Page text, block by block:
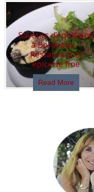
Saveurs d’Aquitaine
à Bordeaux –
Restaurant et
épicerie fine
Read More